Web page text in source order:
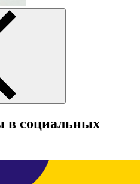
в социальных